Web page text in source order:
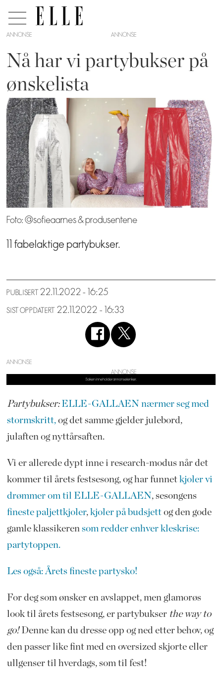
ANNONSE
Nå har vi partybukser på
ønskelista
Foto: @sofieaarnes & produsentene
11 fabelaktige partybukser.
PUBLISERT 22.11.2022 - 16:25
SIST OPPDATERT 22.11.2022 - 16:33
ANNONSE
Partybukser: ELLE-GALLAEN nærmer seg med
stormskritt,og det samme gjelder julebord,
julaften og nyttårsaften.
Vi er allerede dypt inne i research-modus når det
kommer til årets festsesong, og har funnet kjoler vi
drømmer om til ELLE-GALLAEN, sesongens
fineste paljettkjoler, kjoler på budsjettog den gode
gamle klassikeren som redder enhver kleskrise:
partytoppen.
Les også: Årets fineste partysko!
For deg som ønsker en avslappet, men glamorøs
look til årets festsesong, er partybukser the way to
go! Denne kan du dresse opp og ned etter behov, og
den passer like fint med en oversized skjorte eller
ullgenser til hverdags, som til fest!